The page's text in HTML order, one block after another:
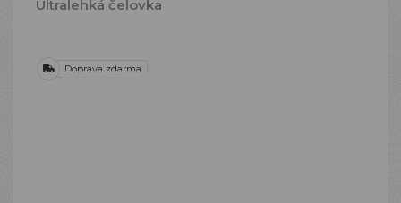
Ultralehká čelovka
Doprava zdarma